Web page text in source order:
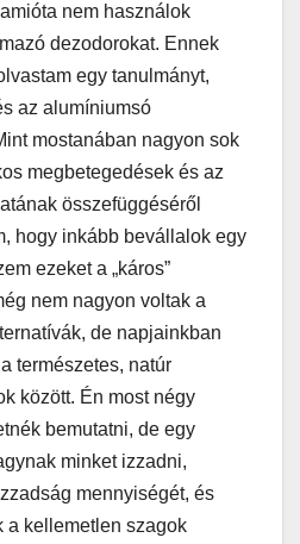
nem használok
dezodorokat. Ennek
egy tanulmányt,
az alumíniumsó
mostanában nagyon sok
megbetegedések és az
összefüggéséről
hogy inkább bevállalok egy
ezeket a „káros”
nem nagyon voltak a
de napjainkban
természetes, natúr
között. Én most négy
bemutatni, de egy
minket izzadni,
mennyiségét, és
a kellemetlen szagok